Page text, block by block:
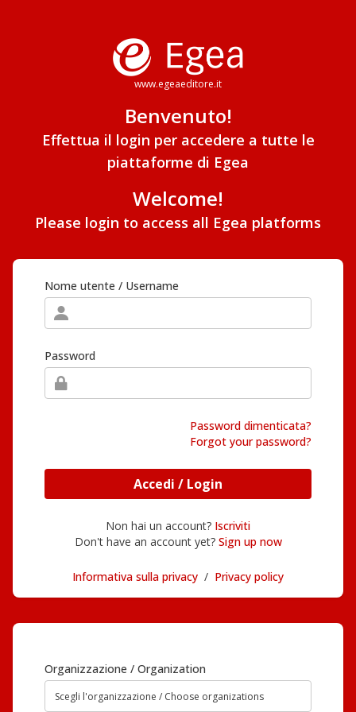
www.egeaeditore.it
Benvenuto!
Effettua il login per accedere a tutte le
piattaforme di Egea
Welcome!
Please login to access all Egea platforms
Nome utente / Username
Password
Password dimenticata?
Forgot your password?
Accedi / Login
Non hai un account? Iscriviti
Don't have an account yet? Sign up now
Informativa sulla privacy / Privacy policy
Organizzazione / Organization